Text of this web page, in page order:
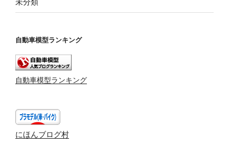
未分類
自動車模型ランキング
自動車模型ランキング
にほんブログ村